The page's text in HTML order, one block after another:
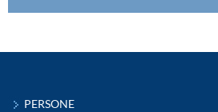
PERSONE